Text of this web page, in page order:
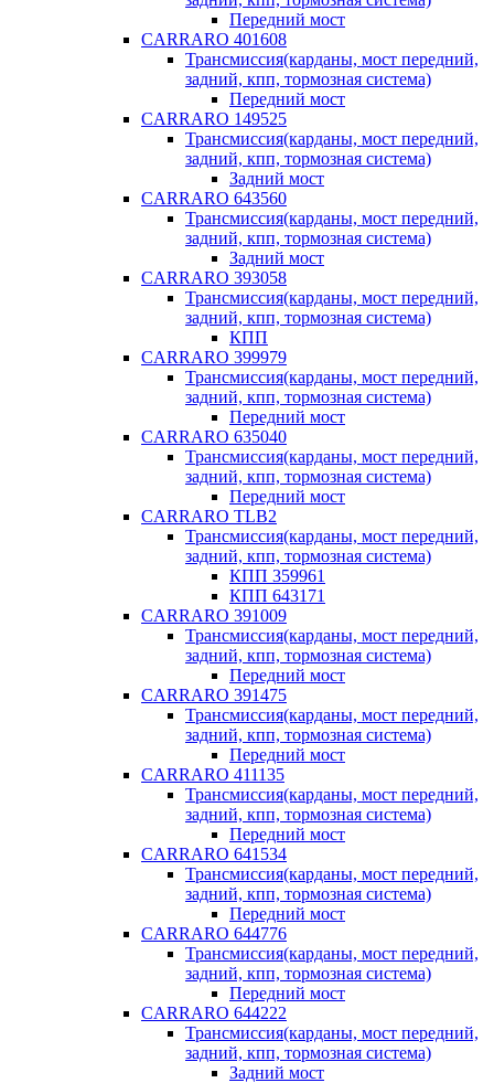
Передний мост
CARRARO 401608
Трансмиссия(карданы, мост передний,
задний, кпп, тормозная система)
Передний мост
CARRARO 149525
Трансмиссия(карданы, мост передний,
задний, кпп, тормозная система)
Задний мост
CARRARO 643560
Трансмиссия(карданы, мост передний,
задний, кпп, тормозная система)
Задний мост
CARRARO 393058
Трансмиссия(карданы, мост передний,
задний, кпп, тормозная система)
КПП
CARRARO 399979
Трансмиссия(карданы, мост передний,
задний, кпп, тормозная система)
Передний мост
CARRARO 635040
Трансмиссия(карданы, мост передний,
задний, кпп, тормозная система)
Передний мост
CARRARO TLB2
Трансмиссия(карданы, мост передний,
задний, кпп, тормозная система)
КПП 359961
КПП 643171
CARRARO 391009
Трансмиссия(карданы, мост передний,
задний, кпп, тормозная система)
Передний мост
CARRARO 391475
Трансмиссия(карданы, мост передний,
задний, кпп, тормозная система)
Передний мост
CARRARO 411135
Трансмиссия(карданы, мост передний,
задний, кпп, тормозная система)
Передний мост
CARRARO 641534
Трансмиссия(карданы, мост передний,
задний, кпп, тормозная система)
Передний мост
CARRARO 644776
Трансмиссия(карданы, мост передний,
задний, кпп, тормозная система)
Передний мост
CARRARO 644222
Трансмиссия(карданы, мост передний,
задний, кпп, тормозная система)
Задний мост